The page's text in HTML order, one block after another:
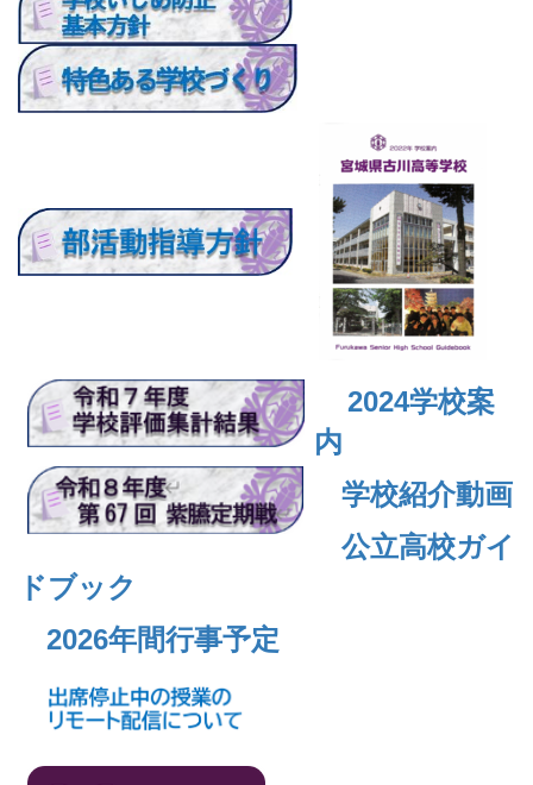
2024学校案
内
学校紹介動画
公立高校ガイ
ドブック
2026年間行事予定